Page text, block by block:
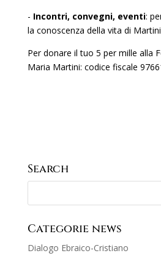
- Incontri, convegni, eventi:
la conoscenza della vita di
Per donare il tuo 5 per mille alla
Maria Martini: codice fiscale
Search
Categorie news
Dialogo Ebraico-Cristiano